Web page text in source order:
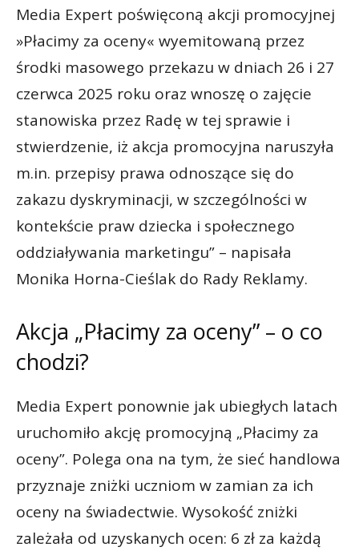
Media Expert poświęconą akcji promocyjnej
»Płacimy za oceny« wyemitowaną przez
środki masowego przekazu w dniach 26 i 27
czerwca 2025 roku oraz wnoszę o zajęcie
stanowiska przez Radę w tej sprawie i
stwierdzenie, iż akcja promocyjna naruszyła
m.in. przepisy prawa odnoszące się do
zakazu dyskryminacji, w szczególności w
kontekście praw dziecka i społecznego
oddziaływania marketingu” – napisała
Monika Horna-Cieślak do Rady Reklamy.
Akcja „Płacimy za oceny” – o co
chodzi?
Media Expert ponownie jak ubiegłych latach
uruchomiło akcję promocyjną „Płacimy za
oceny”. Polega ona na tym, że sieć handlowa
przyznaje zniżki uczniom w zamian za ich
oceny na świadectwie. Wysokość zniżki
zależała od uzyskanych ocen: 6 zł za każdą